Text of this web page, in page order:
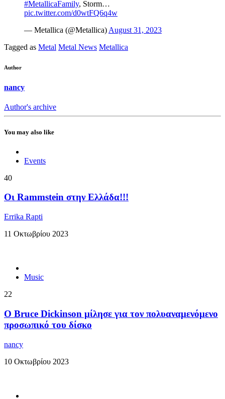
#MetallicaFamily, Storm…
pic.twitter.com/d0wtFQ6q4w
— Metallica (@Metallica) August 31, 2023
Tagged as Metal Metal News Metallica
Author
nancy
Author's archive
You may also like
Events
40
Οι Rammstein στην Ελλάδα!!!
Errika Rapti
11 Οκτωβρίου 2023
Music
22
Ο Bruce Dickinson μίλησε για τον πολυαναμενόμενο
προσωπικό του δίσκο
nancy
10 Οκτωβρίου 2023